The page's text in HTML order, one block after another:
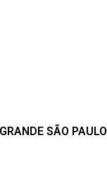
SÃO PAULO